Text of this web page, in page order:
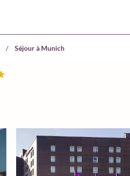
/ Séjour à Munich